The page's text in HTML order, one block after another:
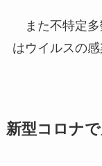
また不特定多
はウイルスの
新型コロナ